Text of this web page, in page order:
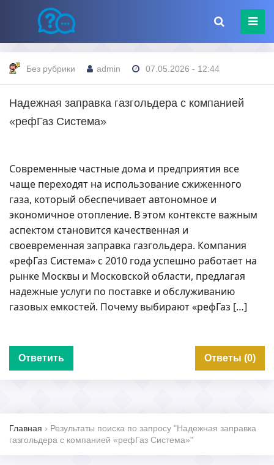
Без рубрики admin 07.05.2026 - 12:44
Надежная заправка газгольдера с компанией
«рефГаз Система»
Современные частные дома и предприятия все
чаще переходят на использование сжиженного
газа, который обеспечивает автономное и
экономичное отопление. В этом контексте важным
аспектом становится качественная и
своевременная заправка газгольдера. Компания
«рефГаз Система» с 2010 года успешно работает на
рынке Москвы и Московской области, предлагая
надежные услуги по поставке и обслуживанию
газовых емкостей. Почему выбирают «рефГаз […]
Ответить Ответы (0)
Главная › Результаты поиска по запросу "Надежная заправка
газгольдера с компанией «рефГаз Система»"